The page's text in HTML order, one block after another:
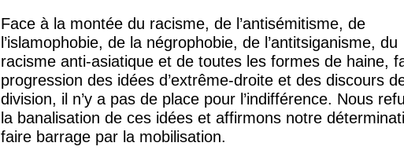
Face à la montée du racisme, de l’antisémitisme, de
l’islamophobie, de la négrophobie, de l’antitsiganisme, du
racisme anti-asiatique et de toutes les formes de haine,
progression des idées d’extrême-droite et des discours
division, il n’y a pas de place pour l’indifférence. Nous
la banalisation de ces idées et affirmons notre
faire barrage par la mobilisation.